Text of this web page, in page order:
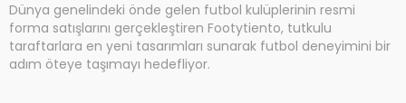
Dünya genelindeki önde gelen futbol kulüplerinin resmi
forma satışlarını gerçekleştiren Footytiento, tutkulu
taraftarlara en yeni tasarımları sunarak futbol deneyimini bir
adım öteye taşımayı hedefliyor.